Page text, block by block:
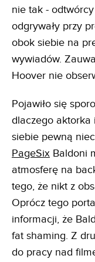
nie tak -
odgrywały przy
obok siebie na
wywiadów.
Hoover nie
Pojawiło się
dlaczego aktorka
siebie pewną
PageSix Baldoni
atmosferę na
tego, że nikt z
Oprócz tego
informacji, że
fat shaming. Z
do pracy nad